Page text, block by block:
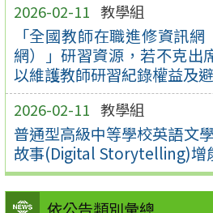
2026-02-11 教學組
「全國教師在職進修資訊
網）」研習資源，若不克出
以維護教師研習紀錄權益及
2026-02-11 教學組
普通型高級中等學校英語文
故事(Digital Storytelling)增